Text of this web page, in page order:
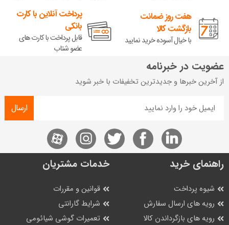
هفت روز ضمانت
بازگشت کالا
با خیال آسوده خرید نمایید
پرداخت آنلاین با کارت
بانکی
قابل پرداخت با کارت های
عضو شتاب
عضویت در خبرنامه
از آخرین خبرها و جدیدترین تخفیفات با خبر شوید
ارسال
راهنمای خرید
شیوه پرداخت
رویه های ارسال سفارش
رویه های بازگرداندن کالا
خدمات مشتریان
قوانین و مقررات
شرایط گارانتی
تعمیرات گوشی شیائومی